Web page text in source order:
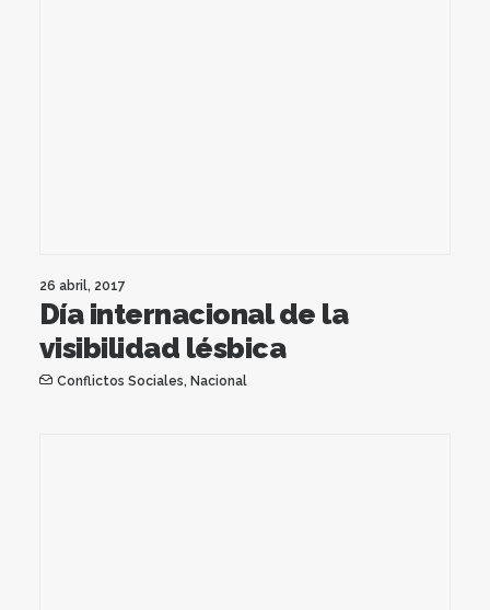
26 abril, 2017
Día internacional de la
visibilidad lésbica
Conflictos Sociales, Nacional